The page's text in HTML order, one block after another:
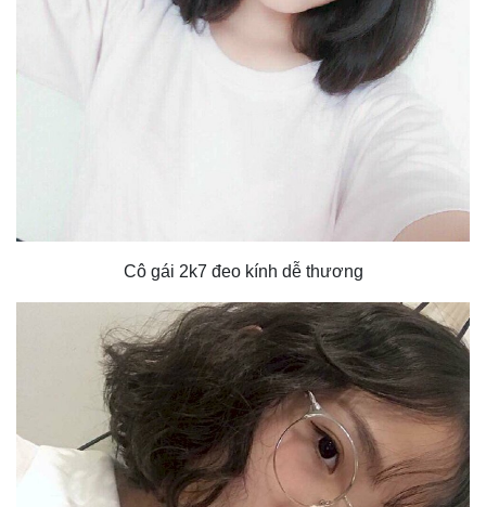
Cô gái 2k7 đeo kính dễ thương